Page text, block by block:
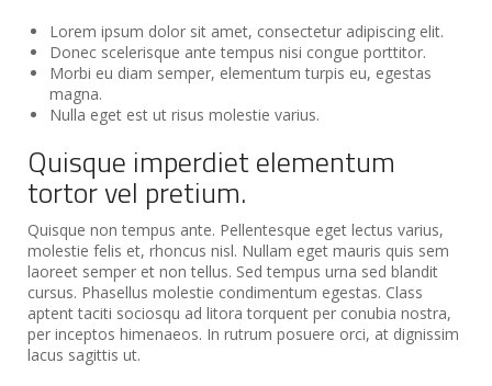
Lorem ipsum dolor sit amet, consectetur adipiscing elit.
Donec scelerisque ante tempus nisi congue porttitor.
Morbi eu diam semper, elementum turpis eu, egestas
magna.
Nulla eget est ut risus molestie varius.
Quisque imperdiet elementum
tortor vel pretium.
Quisque non tempus ante. Pellentesque eget lectus varius,
molestie felis et, rhoncus nisl. Nullam eget mauris quis sem
laoreet semper et non tellus. Sed tempus urna sed blandit
cursus. Phasellus molestie condimentum egestas. Class
aptent taciti sociosqu ad litora torquent per conubia nostra,
per inceptos himenaeos. In rutrum posuere orci, at dignissim
lacus sagittis ut.